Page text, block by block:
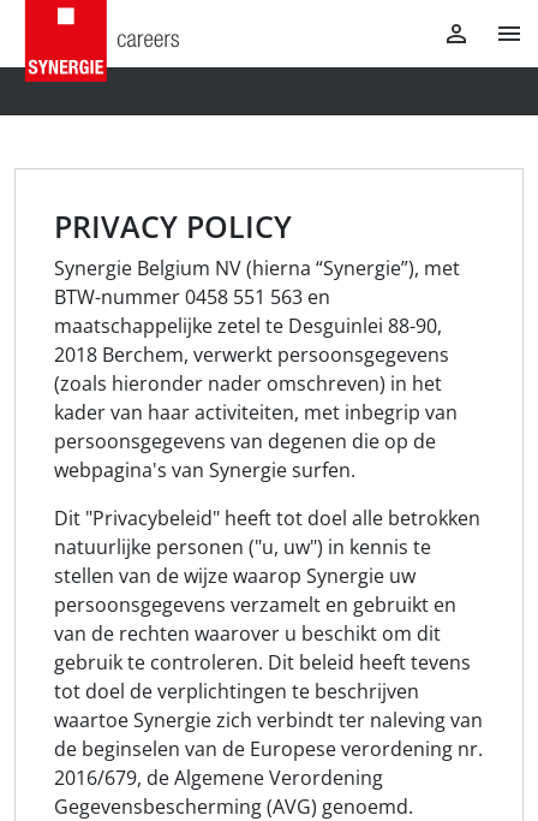
PRIVACY POLICY
Synergie Belgium NV (hierna “Synergie”), met
BTW-nummer 0458 551 563 en
maatschappelijke zetel te Desguinlei 88-90,
2018 Berchem, verwerkt persoonsgegevens
(zoals hieronder nader omschreven) in het
kader van haar activiteiten, met inbegrip van
persoonsgegevens van degenen die op de
webpagina's van Synergie surfen.
Dit "Privacybeleid" heeft tot doel alle betrokken
natuurlijke personen ("u, uw") in kennis te
stellen van de wijze waarop Synergie uw
persoonsgegevens verzamelt en gebruikt en
van de rechten waarover u beschikt om dit
gebruik te controleren. Dit beleid heeft tevens
tot doel de verplichtingen te beschrijven
waartoe Synergie zich verbindt ter naleving van
de beginselen van de Europese verordening nr.
2016/679, de Algemene Verordening
Gegevensbescherming (AVG) genoemd.